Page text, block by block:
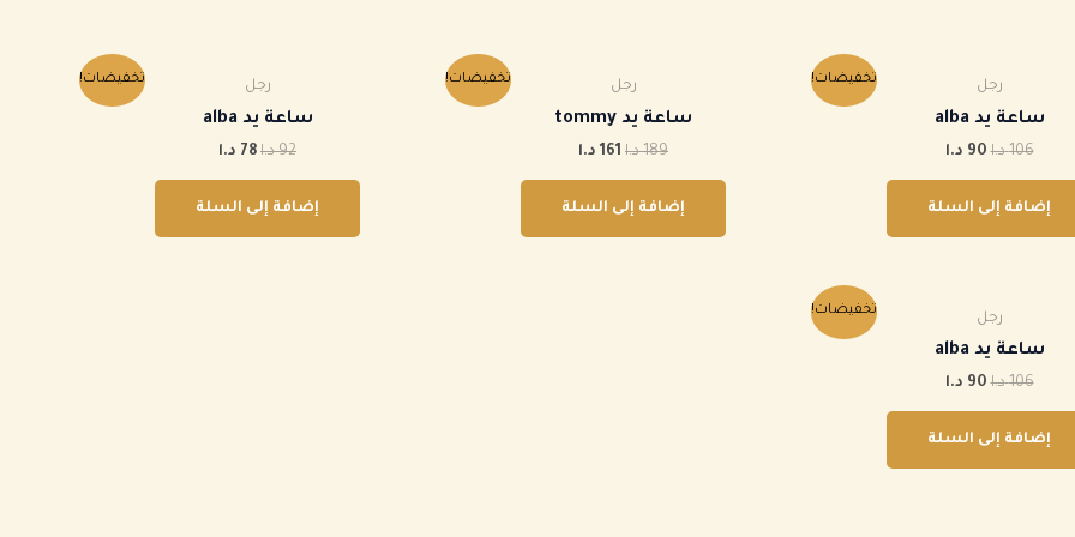
تخفيضات! رجل
ساعة يد alba
106 د.ا
الأصلي
هو:
90 د.ا
هو:
إضافة إلى السلة
تخفيضات! رجل
ساعة يد tommy
189 د.ا
الأصلي
هو:
161 د.ا
هو:
إضافة إلى السلة
تخفيضات! رجل
ساعة يد alba
92 د.ا
الأصلي
هو:
78 د.ا
هو:
إضافة إلى السلة
تخفيضات! رجل
ساعة يد alba
106 د.ا
الأصلي
هو:
90 د.ا
هو:
إضافة إلى السلة